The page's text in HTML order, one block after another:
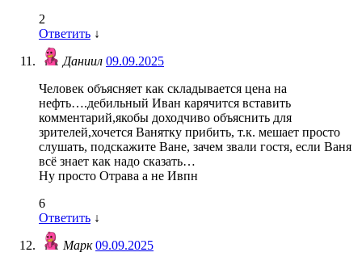
2
Ответить ↓
Даниил 09.09.2025
Человек объясняет как складывается цена на
нефть….дебильный Иван карячится вставить
комментарий,якобы доходчиво объяснить для
зрителей,хочется Ванятку прибить, т.к. мешает просто
слушать, подскажите Ване, зачем звали гостя, если Ваня
всё знает как надо сказать…
Ну просто Отрава а не Ивпн
6
Ответить ↓
Марк09.09.2025